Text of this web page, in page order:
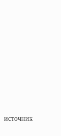
источник